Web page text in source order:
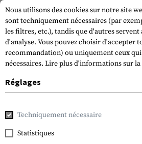
ITW Nexus
FastMag Gen III MOLLE
Nous utilisons des cookies sur notre site
sont techniquement nécessaires (par
les filtres, etc.), tandis que d'autres
d'analyse. Vous pouvez choisir d'accepter
recommandation) ou uniquement ceux
nécessaires. Lire plus d'informations sur la
Réglages
Techniquement nécessaire
Statistiques